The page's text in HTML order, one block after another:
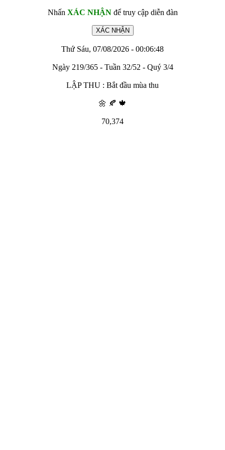
Nhấn XÁC NHẬNđể truy cập diễn đàn
Thứ Sáu, 07/08/2026 - 00:06:48
Ngày 219/365 - Tuần 32/52 - Quý 3/4
LẬP THU : Bắt đầu mùa thu
🌼 🍂 🍁
70,374